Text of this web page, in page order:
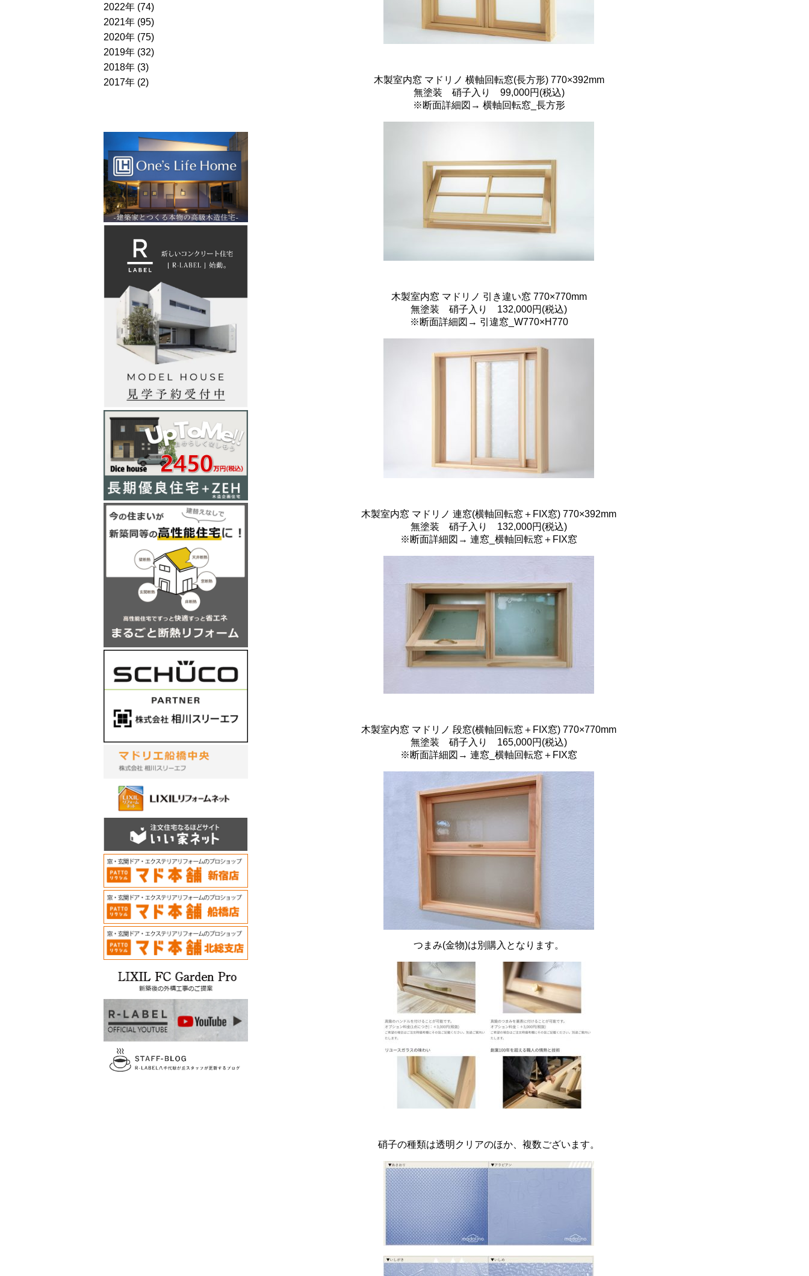
木製室内窓 マドリノ 横軸回転窓(長方形) 770×392mm
無塗装 硝子入り 99,000円(税込)
※断面詳細図→ 横軸回転窓_長方形
木製室内窓 マドリノ 引き違い窓 770×770mm
無塗装 硝子入り 132,000円(税込)
※断面詳細図→ 引違窓_W770×H770
木製室内窓 マドリノ 連窓(横軸回転窓＋FIX窓) 770×392mm
無塗装 硝子入り 132,000円(税込)
※断面詳細図→ 連窓_横軸回転窓＋FIX窓
木製室内窓 マドリノ 段窓(横軸回転窓＋FIX窓) 770×770mm
無塗装 硝子入り 165,000円(税込)
※断面詳細図→ 連窓_横軸回転窓＋FIX窓
つまみ(金物)は別購入となります。
硝子の種類は透明クリアのほか、複数ございます。
2022年 (74)
2021年 (95)
2020年 (75)
2019年 (32)
2018年 (3)
2017年 (2)